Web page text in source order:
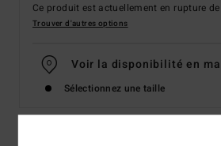
Ce produit est actuellement en rupture
Trouver d'autres options
Voir la disponibilité en
Sélectionnez une taille